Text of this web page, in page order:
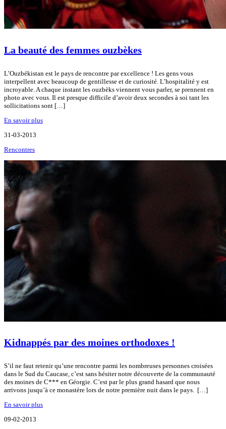
La beauté des femmes ouzbèkes
L’Ouzbékistan est le pays de rencontre par excellence ! Les gens vous
interpellent avec beaucoup de gentillesse et de curiosité. L’hospitalité y est
incroyable. A chaque instant les ouzbèks viennent vous parler, se prennent en
photo avec vous. Il est presque difficile d’avoir deux secondes à soi tant les
sollicitations sont […]
En savoir plus
31-03-2013
Rencontres
Kidnappés par des moines orthodoxes !
S’il ne faut retenir qu’une rencontre parmi les nombreuses personnes croisées
dans le Sud du Caucase, c’est sans hésiter notre découverte de la communauté
des moines de C*** en Géorgie. C’est par le plus grand hasard que nous
arrivons jusqu’à ce monastère lors de notre première nuit dans le pays. […]
En savoir plus
09-02-2013